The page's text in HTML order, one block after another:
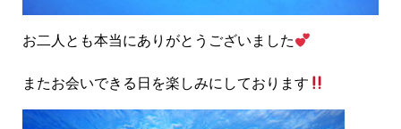
お二人とも本当にありがとうございました
またお会いできる日を楽しみにしております